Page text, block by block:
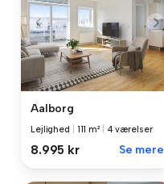
Aalborg
Lejlighed 111 m² 4 værelser
8.995 kr Se mere